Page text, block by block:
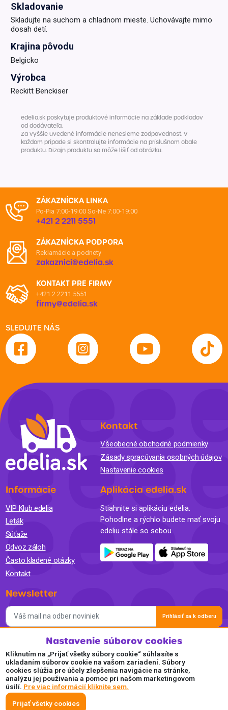
Skladovanie
Skladujte na suchom a chladnom mieste. Uchovávajte mimo
dosah detí.
Krajina pôvodu
Belgicko
Výrobca
Reckitt Benckiser
edelia.sk poskytuje produktové informácie na základe podkladov
od dodávateľa.
Za vyššie uvedené informácie nenesieme zodpovednosť. V
každom prípade si skontrolujte informácie na príslušnom obale
produktu. Dizajn produktu sa môže líšiť od obrázku.
ZÁKAZNÍCKA LINKA
Po-Pia 7:00-19:00 So-Ne 7:00-19:00
+421 2 2211 5551
ZÁKAZNÍCKA PODPORA
Reklamácie a podnety
zakaznici@edelia.sk
KONTAKT PRE FIRMY
+421 2 2211 5551
firmy@edelia.sk
SLEDUJTE NÁS
Kontakt
Všeobecné obchodné podmienky
Zásady spracúvania osobných údajov
Nastavenie cookies
Informácie
VIP Klub edelia
Leták
Súťaže
Odvoz záloh
Často kladené otázky
Kontakt
Aplikácia edelia.sk
Stiahnite si aplikáciu edelia.
Pohodlne a rýchlo budete mať svoju
edeliu stále so sebou.
Newsletter
Prihlásiť sa k odberu
Súhlasím so spracovaním osobných údajov a so zasielaním
newslettra na marketingové účely a oboznámil som sa so
Zásadami ochrany osobných údajov.
Akceptujeme
Plaťte pohodlne a bezpečne online.
Nastavenie súborov cookies
Kliknutím na „Prijať všetky súbory cookie“ súhlasíte s
ukladaním súborov cookie na vašom zariadení. Súbory
cookies slúžia pre účely zlepšenia navigácie na stránke,
analýzu jej používania a pomoc pri našom marketingovom
úsilí. Pre viac informácií kliknite sem.
Prijať všetky cookies